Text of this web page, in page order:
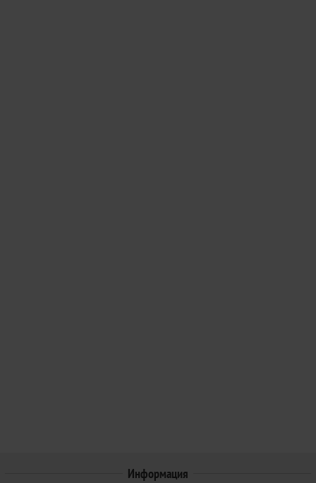
Информация